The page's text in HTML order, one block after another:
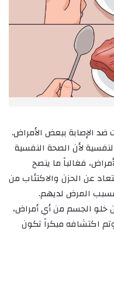
الإصابة ببعض الأمراض.
لأن الصحة النفسية
فغالباً ما ينصح
عن الحزن والاكتئاب من
المرض لديهم.
خلو الجسم من أي أمراض،
اكتشافه مبكراً تكون